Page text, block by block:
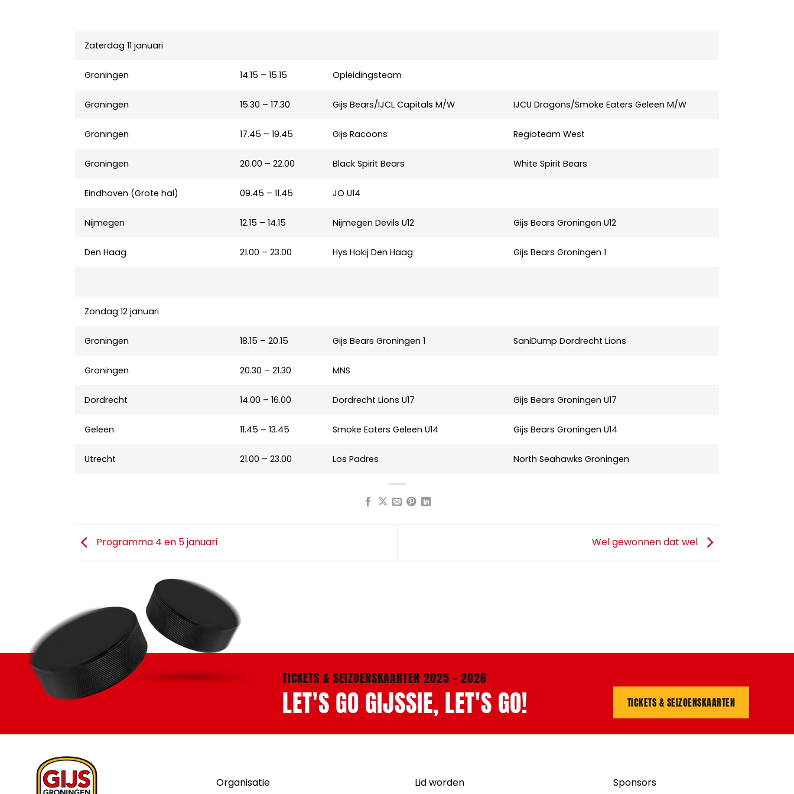
Zaterdag 11 januari
Groningen 14.15 – 15.15 Opleidingsteam
Groningen 15.30 – 17.30 Gijs Bears/IJCL Capitals M/W IJCU Dragons/Smoke Eaters Geleen M/W
Groningen 17.45 – 19.45 Gijs Racoons Regioteam West
Groningen 20.00 – 22.00 Black Spirit Bears White Spirit Bears
Eindhoven (Grote hal) 09.45 – 11.45 JO U14
Nijmegen 12.15 – 14.15 Nijmegen Devils U12 Gijs Bears Groningen U12
Den Haag 21.00 – 23.00 Hys Hokij Den Haag Gijs Bears Groningen 1
Zondag 12 januari
Groningen 18.15 – 20.15 Gijs Bears Groningen 1 SaniDump Dordrecht Lions
Groningen 20.30 – 21.30 MNS
Dordrecht 14.00 – 16.00 Dordrecht Lions U17 Gijs Bears Groningen U17
Geleen 11.45 – 13.45 Smoke Eaters Geleen U14 Gijs Bears Groningen U14
Utrecht 21.00 – 23.00 Los Padres North Seahawks Groningen
Programma 4 en 5 januari Wel gewonnen dat wel
TICKETS & SEIZOENSKAARTEN 2025 - 2026
LET'S GO GIJSSIE, LET'S GO! TICKETS & SEIZOENSKAARTEN
Organisatie Lid worden Sponsors